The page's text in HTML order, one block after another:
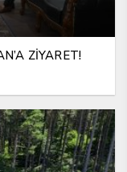
ZİYARET!